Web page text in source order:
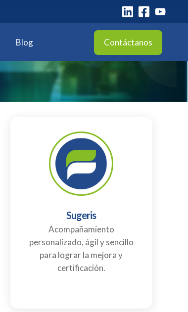
Blog Contáctanos
Sugeris
Acompañamiento
personalizado, ágil y sencillo
para lograr la mejora y
certificación.